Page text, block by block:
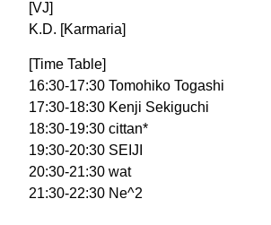
[VJ]
K.D. [Karmaria]
[Time Table]
16:30-17:30 Tomohiko Togashi
17:30-18:30 Kenji Sekiguchi
18:30-19:30 cittan*
19:30-20:30 SEIJI
20:30-21:30 wat
21:30-22:30 Ne^2